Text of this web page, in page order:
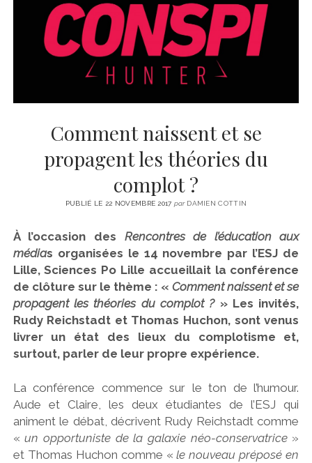
CINÉMA
LITTÉRATURE
ÉCONOMIE
SPORT
SANTÉ
instagram
emailemail-
form
Comment naissent et se
propagent les théories du
complot ?
PUBLIÉ LE 22 NOVEMBRE 2017 parDAMIEN COTTIN
À l’occasion des Rencontres de l’éducation aux
médias organisées le 14 novembre par l’ESJ de
Lille, Sciences Po Lille accueillait la conférence
de clôture sur le thème : «Comment naissent et se
propagent les théories du complot ?» Les invités,
Rudy Reichstadt et Thomas Huchon, sont venus
livrer un état des lieux du complotisme et,
surtout, parler de leur propre expérience.
La conférence commence sur le ton de l’humour.
Aude et Claire, les deux étudiantes de l’ESJ qui
animent le débat, décrivent Rudy Reichstadt comme
«un opportuniste de la galaxie néo-conservatrice»
et Thomas Huchon comme «le nouveau préposé en